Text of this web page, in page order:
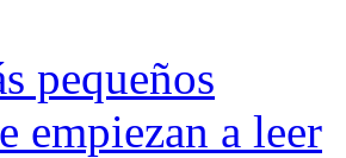
pequeños
empiezan a leer